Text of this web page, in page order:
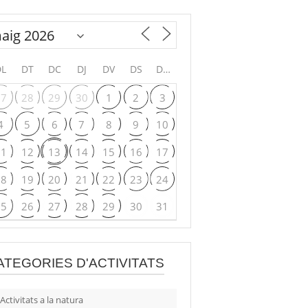
DT DC DJ DV DS DG
28 29 30 1 2
3
5 6 7 8 9
10
12 13 14 15 16
17
19 20 21 22 23
24
26 27 28 29 30 31
D'ACTIVITATS
Activitats a la natura